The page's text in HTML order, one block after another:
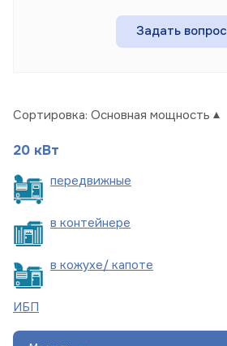
Задать вопрос
Сортировка: Основная мощность
20 кВт
передвижные
в контейнере
в кожухе/ капоте
ИБП